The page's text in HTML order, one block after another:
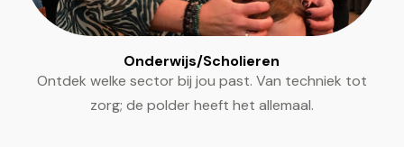
Onderwijs/Scholieren
Ontdek welke sector bij jou past. Van techniek tot
zorg; de polder heeft het allemaal.